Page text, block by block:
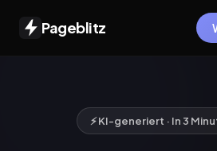
Pageblitz
⚡ KI-generiert · In 3